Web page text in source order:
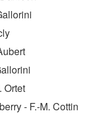
Ortet
- F.-M. Cottin